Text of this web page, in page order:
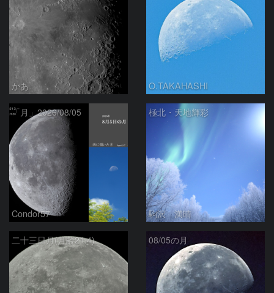
かあ O.TAKAHASHI
「月」2026/08/05
Condor57
極北・天地輝彩
駒沢 満晴
二十三日月(月齢21.4) 08/05の月